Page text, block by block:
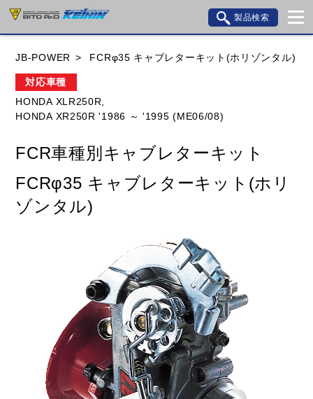
製品検索
SUZUKI
KAWASAKI BMW DUCATI GILERA
HUSQVANA KTM MOTO GUZZI
TRIUMPH
閉じる
JB-POWER FCRφ35 キャブレターキット(ホリゾンタル)
対応車種
HONDA XLR250R,
HONDA XR250R '1986 ～ '1995 (ME06/08)
FCR車種別キャブレターキット
FCRφ35 キャブレターキット(ホリ
ゾンタル)